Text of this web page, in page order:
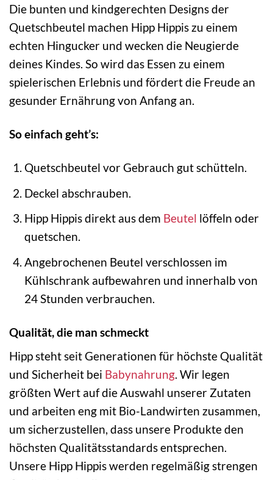
Die bunten und kindgerechten Designs der
Quetschbeutel machen Hipp Hippis zu einem
echten Hingucker und wecken die Neugierde
deines Kindes. So wird das Essen zu einem
spielerischen Erlebnis und fördert die Freude an
gesunder Ernährung von Anfang an.
So einfach geht’s:
Quetschbeutel vor Gebrauch gut schütteln.
Deckel abschrauben.
Hipp Hippis direkt aus dem Beutel löffeln oder
quetschen.
Angebrochenen Beutel verschlossen im
Kühlschrank aufbewahren und innerhalb von
24 Stunden verbrauchen.
Qualität, die man schmeckt
Hipp steht seit Generationen für höchste Qualität
und Sicherheit bei Babynahrung. Wir legen
größten Wert auf die Auswahl unserer Zutaten
und arbeiten eng mit Bio-Landwirten zusammen,
um sicherzustellen, dass unsere Produkte den
höchsten Qualitätsstandards entsprechen.
Unsere Hipp Hippis werden regelmäßig strengen